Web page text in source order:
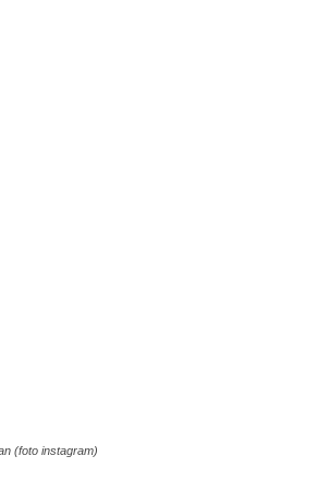
(foto instagram)